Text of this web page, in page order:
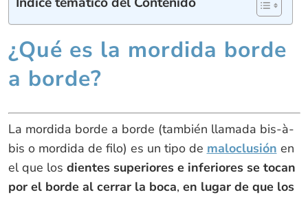
¿Qué es la mordida borde
a borde?
La mordida borde a borde (también llamada bis-à-
bis o mordida de filo) es un tipo de maloclusión en
el que los dientes superiores e inferiores se tocan
por el borde al cerrar la boca, en lugar de que los